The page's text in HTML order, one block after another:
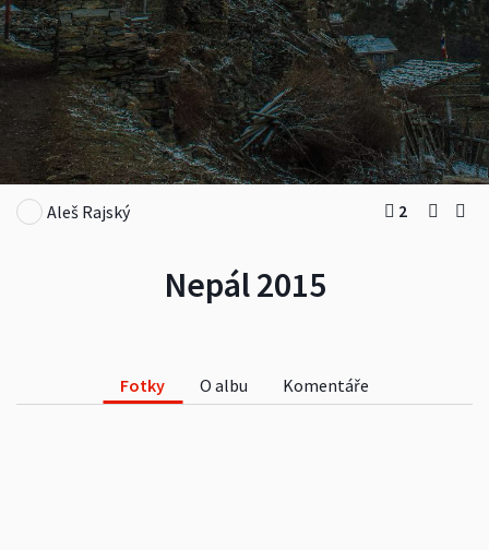
Nepál 2015
Aleš Rajský 2
Fotky O albu Komentáře